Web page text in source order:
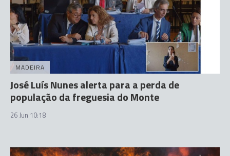
MADEIRA
José Luís Nunes alerta para a perda de
população da freguesia do Monte
26 Jun 10:18